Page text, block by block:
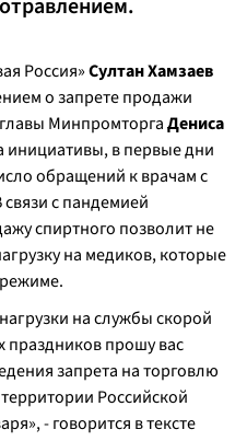
Россия»Султан Хамзаев
о запрете продажи
МинпромторгаДениса
инициативы, в первые дни
обращений к врачам с
с пандемией
спиртного позволит не
на медиков, которые
на службы скорой
прошу вас
запрета на торговлю
Российской
- говорится в тексте